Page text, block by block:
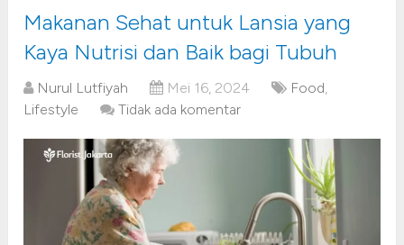
Makanan Sehat untuk Lansia yang
Kaya Nutrisi dan Baik bagi Tubuh
Nurul Lutfiyah Mei 16, 2024 Food,
Lifestyle
Tidak ada komentar